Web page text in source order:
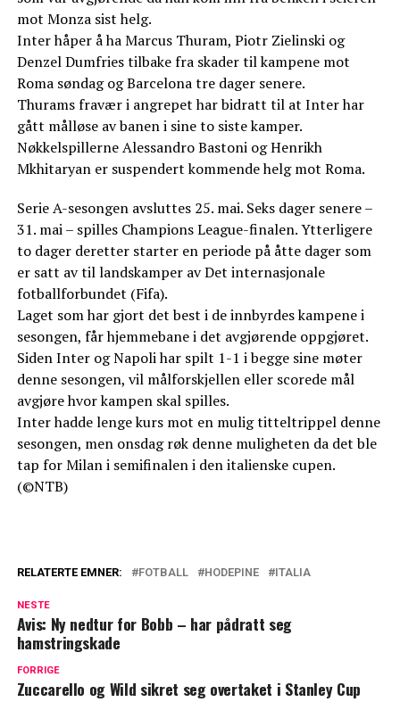
mot Monza sist helg.
Inter håper å ha Marcus Thuram, Piotr Zielinski og
Denzel Dumfries tilbake fra skader til kampene mot
Roma søndag og Barcelona tre dager senere.
Thurams fravær i angrepet har bidratt til at Inter har
gått målløse av banen i sine to siste kamper.
Nøkkelspillerne Alessandro Bastoni og Henrikh
Mkhitaryan er suspendert kommende helg mot Roma.
Serie A-sesongen avsluttes 25. mai. Seks dager senere –
31. mai – spilles Champions League-finalen. Ytterligere
to dager deretter starter en periode på åtte dager som
er satt av til landskamper av Det internasjonale
fotballforbundet (Fifa).
Laget som har gjort det best i de innbyrdes kampene i
sesongen, får hjemmebane i det avgjørende oppgjøret.
Siden Inter og Napoli har spilt 1-1 i begge sine møter
denne sesongen, vil målforskjellen eller scorede mål
avgjøre hvor kampen skal spilles.
Inter hadde lenge kurs mot en mulig titteltrippel denne
sesongen, men onsdag røk denne muligheten da det ble
tap for Milan i semifinalen i den italienske cupen.
(©NTB)
RELATERTE EMNER: FOTBALL HODEPINE ITALIA
NESTE
Avis: Ny nedtur for Bobb – har pådratt seg
hamstringskade
FORRIGE
Zuccarello og Wild sikret seg overtaket i Stanley Cup